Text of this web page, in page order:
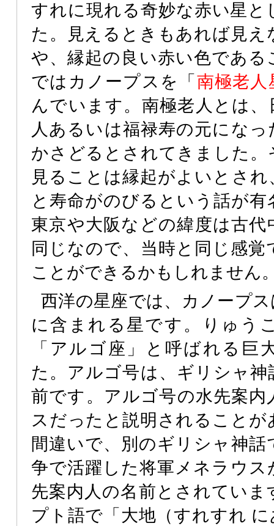
すれに現れる奇妙な赤い星
た。見えるときもあれば見
や、縁起の良い赤い色であ
ではカノープスを「 南極老人
んでいます。南極老人とは
人あるいは福禄寿の元にな
かさどるとされてきました
見ることは縁起がよいとさ
と寿命がのびるという話が
東京や大阪などの緯度は古
同じなので、当時と同じ感
ことができるかもしれません
西洋の星座では、カノープ
に含まれる星です。りゅう
「アルゴ座」と呼ばれる巨
た。アルゴ号は、ギリシャ
前です。アルゴ号の水先案
スだったと説明されること
間違いで、別のギリシャ神
争で活躍した将軍メネラウ
先案内人の名前とされてい
プト語で「大地（すれすれ